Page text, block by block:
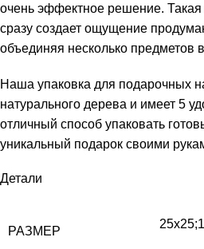
очень эффектное решение. Такая
сразу создает ощущение
объединяя несколько предметов
Наша упаковка для подарочных
натурального дерева и имеет 5
отличный способ упаковать
уникальный подарок своими
Детали
РАЗМЕР